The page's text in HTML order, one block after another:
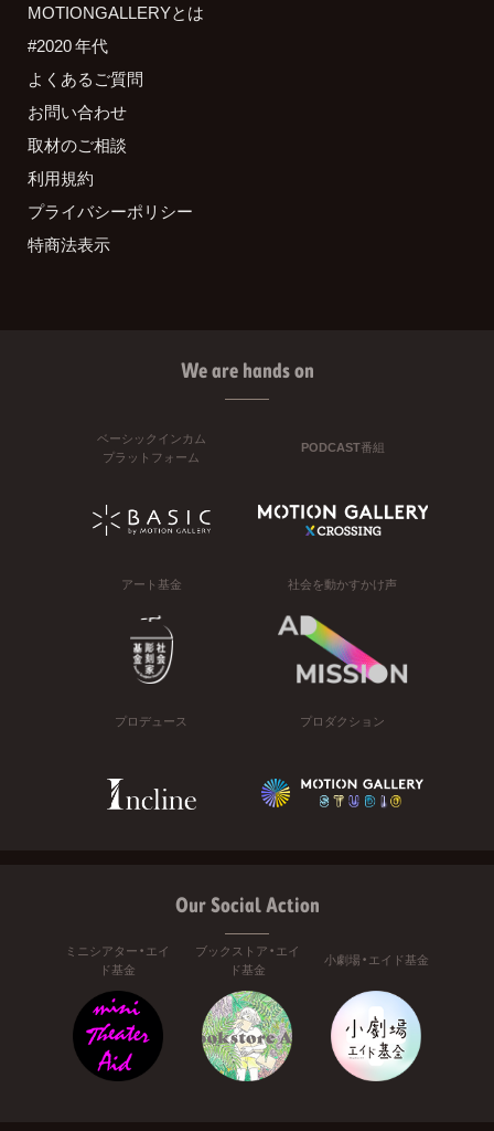
MOTIONGALLERYとは
#2020 年代
よくあるご質問
お問い合わせ
取材のご相談
利用規約
プライバシーポリシー
特商法表示
We are hands on
ベーシックインカム
プラットフォーム
PODCAST番組
アート基金 社会を動かすかけ声
プロデュース プロダクション
Our Social Action
ミニシアター・エイ
ド基金
ブックストア・エイ
ド基金
小劇場・エイド基金